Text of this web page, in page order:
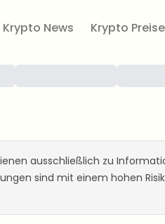
Krypto News Krypto Preise
ausschließlich zu
sind mit einem hohen